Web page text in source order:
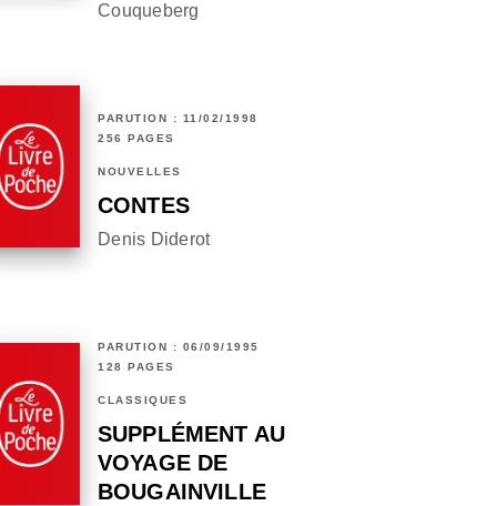
Couqueberg
PARUTION : 11/02/1998
256 PAGES
NOUVELLES
CONTES
Denis Diderot
PARUTION : 06/09/1995
128 PAGES
CLASSIQUES
SUPPLÉMENT AU
VOYAGE DE
BOUGAINVILLE